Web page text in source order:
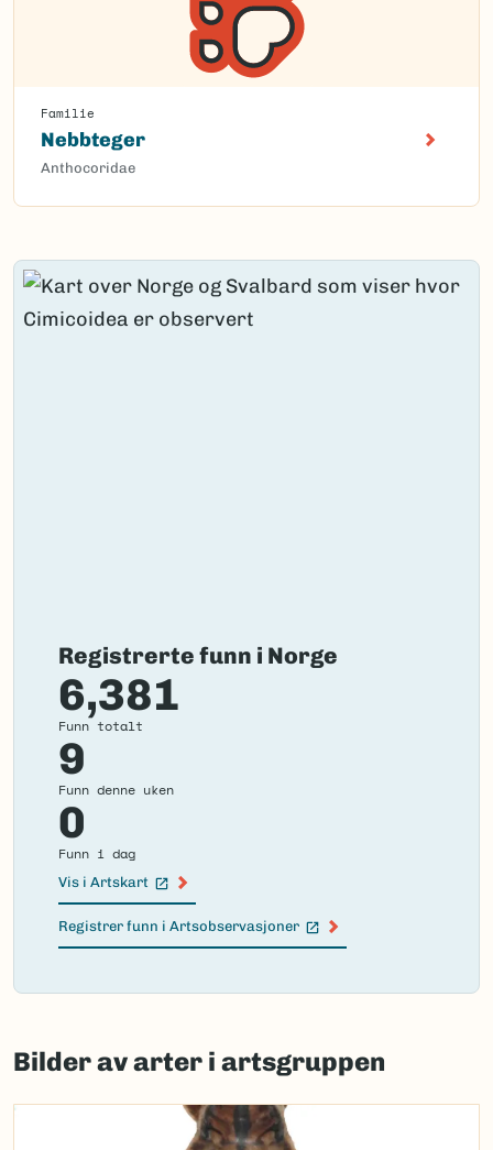
Familie
Nebbteger
Anthocoridae
Registrerte funn i Norge
6,381
Funn totalt
9
Funn denne uken
0
Funn i dag
Vis i Artskart
(Ekstern lenke)
Registrer funn i Artsobservasjoner
(Ekstern lenke)
Failed
load
map.
Bilder av arter i artsgruppen